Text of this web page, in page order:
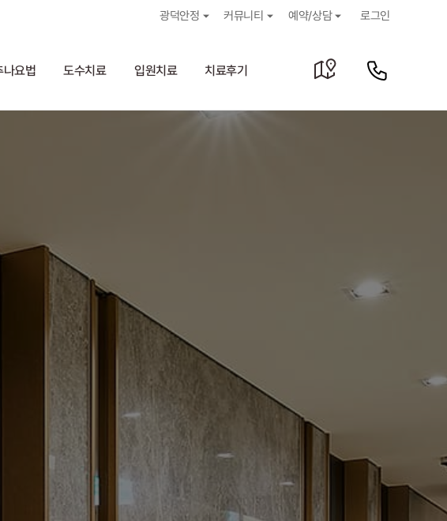
광덕안정 커뮤니티 예약/상담 로그인
나요법 도수치료 입원치료 치료후기